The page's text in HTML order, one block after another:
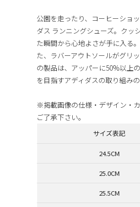
公園を走ったり、コーヒーショ
ダス ランニングシューズ。クッ
た瞬間から心地よさが手に入る
た、ラバーアウトソールがグ
の製品は、アッパーに50%以上
を目指すアディダスの取り組
※掲載画像の仕様・デザイン・
ご了承下さい。
サイズ表記
24.5CM
25.0CM
25.5CM